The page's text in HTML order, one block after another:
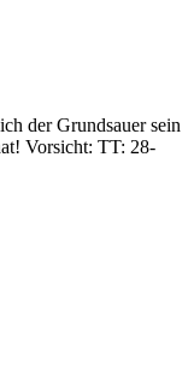
der Grundsauer sein
Vorsicht: TT: 28-